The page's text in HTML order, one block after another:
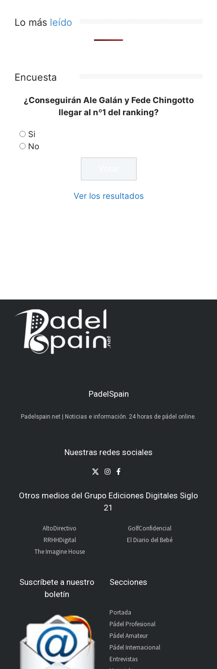
Lo más leído
Encuesta
¿Conseguirán Ale Galán y Fede Chingotto
llegar al nº1 del ranking?
Si
No
Ver los resultados
PadelSpain
Padelspain.net | Noticias e información. 24 horas de pádel online.
Nuestras redes sociales
Otros medios del Grupo Ediciones Digitales Siglo
21
AltoDirectivo
RRHHDigital
The Imagine House
GolfConfidencial
El Diario del Bebé
Suscríbete a nuestro
boletín
Secciones
Portada
Pádel Profesional
Pádel Amateur
Pádel Internacional
Entrevistas